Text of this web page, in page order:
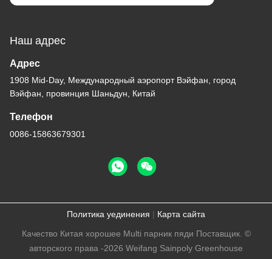
Наш адрес
Адрес
1908 Mid-Day, Международный аэропорт Вэйфан, город
Вэйфан, провинция Шаньдун, Китай
Телефон
0086-15863679301
Политика уединения | Карта сайта
Качество Китая хорошее Multi парник пяди Поставщик. ©
авторского права -2026 Weifang Sainpoly Greenhouse